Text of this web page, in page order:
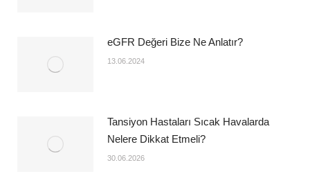
eGFR Değeri Bize Ne Anlatır?
13.06.2024
Tansiyon Hastaları Sıcak Havalarda
Nelere Dikkat Etmeli?
30.06.2026